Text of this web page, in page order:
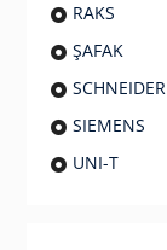
RAKS
ŞAFAK
SCHNEIDER
SIEMENS
UNI-T